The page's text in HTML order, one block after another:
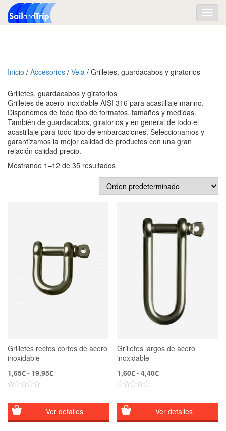
Inicio / Accesorios / Vela / Grilletes, guardacabos y giratorios
Grilletes, guardacabos y giratorios
Grilletes de acero inoxidable AISI 316 para acastillaje marino.
Disponemos de todo tipo de formatos, tamaños y medidas.
También de guardacabos, giratorios y en general de todo el
acastillaje para todo tipo de embarcaciones. Seleccionamos y
garantizamos la mejor calidad de productos con una gran
relación calidad precio.
Mostrando 1–12 de 35 resultados
Grilletes rectos cortos de acero
inoxidable
1,65€- 19,95€Rango
desde
1,65€
hasta
Ver detalles
Grilletes largos de acero
inoxidable
1,60€-4,40€Rango
desde
1,60€
hasta
Ver detalles